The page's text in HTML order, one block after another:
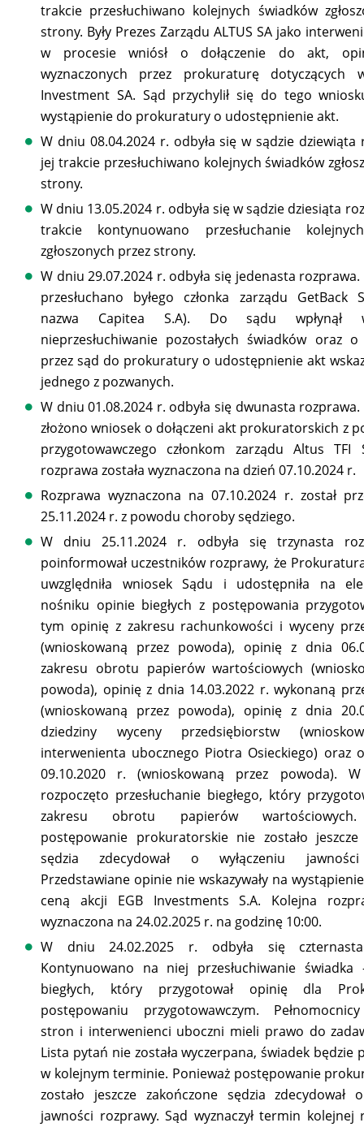
trakcie przesłuchiwano kolejnych świadków
strony. Były Prezes Zarządu ALTUS SA jako
w procesie wniósł o dołączenie do akt,
wyznaczonych przez prokuraturę dotyczących
Investment SA. Sąd przychylił się do tego
wystąpienie do prokuratury o udostępnienie akt.
W dniu 08.04.2024 r. odbyła się w sądzie dziewiąta
jej trakcie przesłuchiwano kolejnych świadków
strony.
W dniu 13.05.2024 r. odbyła się w sądzie dziesiąta
trakcie kontynuowano przesłuchanie
zgłoszonych przez strony.
W dniu 29.07.2024 r. odbyła się jedenasta
przesłuchano byłego członka zarządu GetBack
nazwa Capitea S.A). Do sądu wpłynął
nieprzesłuchiwanie pozostałych świadków oraz
przez sąd do prokuratury o udostępnienie akt
jednego z pozwanych.
W dniu 01.08.2024 r. odbyła się dwunasta
złożono wniosek o dołączeni akt prokuratorskich z
przygotowawczego członkom zarządu Altus TFI
rozprawa została wyznaczona na dzień 07.10.2024 r.
Rozprawa wyznaczona na 07.10.2024 r. został
25.11.2024 r. z powodu choroby sędziego.
W dniu 25.11.2024 r. odbyła się trzynasta
poinformował uczestników rozprawy, że
uwzględniła wniosek Sądu i udostępniła na
nośniku opinie biegłych z postępowania
tym opinię z zakresu rachunkowości i wyceny
(wnioskowaną przez powoda), opinię z dnia
zakresu obrotu papierów wartościowych
powoda), opinię z dnia 14.03.2022 r. wykonaną
(wnioskowaną przez powoda), opinię z dnia
dziedziny wyceny przedsiębiorstw
interwenienta ubocznego Piotra Osieckiego) oraz
09.10.2020 r. (wnioskowaną przez powoda).
rozpoczęto przesłuchanie biegłego, który
zakresu obrotu papierów wartościowych.
postępowanie prokuratorskie nie zostało jeszcze
sędzia zdecydował o wyłączeniu
Przedstawiane opinie nie wskazywały na
ceną akcji EGB Investments S.A. Kolejna
wyznaczona na 24.02.2025 r. na godzinę 10:00.
W dniu 24.02.2025 r. odbyła się
Kontynuowano na niej przesłuchiwanie
biegłych, który przygotował opinię dla
postępowaniu przygotowawczym.
stron i interwenienci uboczni mieli prawo do
Lista pytań nie została wyczerpana, świadek będzie
w kolejnym terminie. Ponieważ postępowanie
zostało jeszcze zakończone sędzia zdecydował
jawności rozprawy. Sąd wyznaczył termin kolejnej